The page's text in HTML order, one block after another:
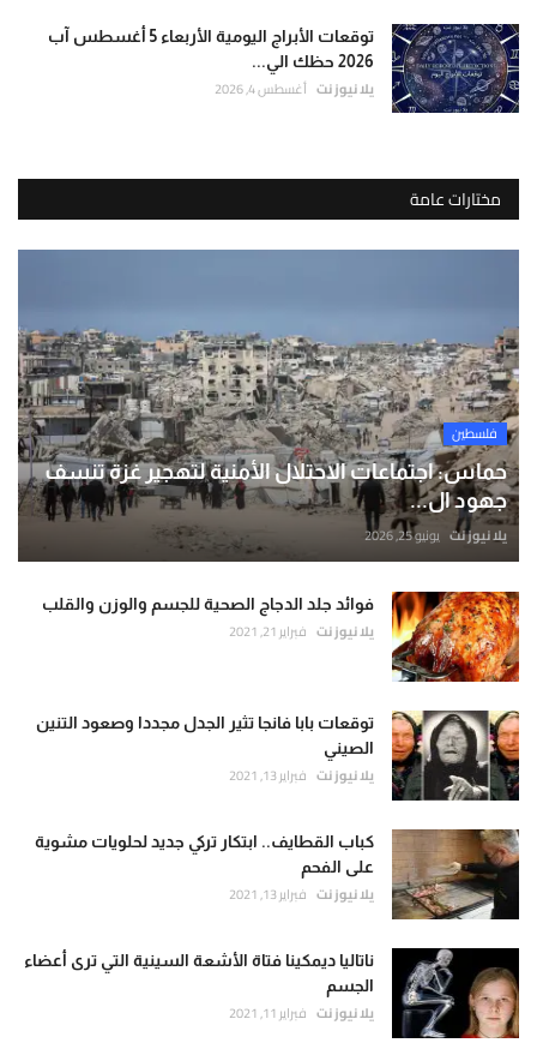
توقعات الأبراج اليومية الأربعاء 5 أغسطس آب
2026 حظك الي...
يلا نيوز نت أغسطس 4, 2026
مختارات عامة
فلسطين
حماس: اجتماعات الاحتلال الأمنية لتهجير غزة تنسف
جهود ال...
يلا نيوز نت يونيو 25, 2026
فوائد جلد الدجاج الصحية للجسم والوزن والقلب
يلا نيوز نت فبراير 21, 2021
توقعات بابا فانجا تثير الجدل مجددا وصعود التنين
الصيني
يلا نيوز نت فبراير 13, 2021
كباب القطايف.. ابتكار تركي جديد لحلويات مشوية
على الفحم
يلا نيوز نت فبراير 13, 2021
ناتاليا ديمكينا فتاة الأشعة السينية التي ترى أعضاء
الجسم
يلا نيوز نت فبراير 11, 2021